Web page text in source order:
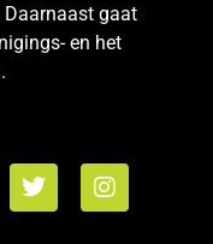
gaat
en het